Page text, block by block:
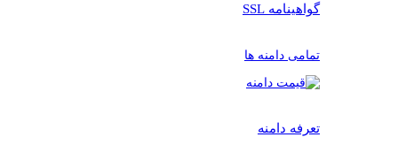
گواهینامه SSL
تمامی دامنه ها
تعرفه دامنه